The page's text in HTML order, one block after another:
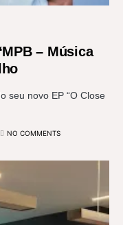
– Música
seu novo EP “O Close
NO COMMENTS